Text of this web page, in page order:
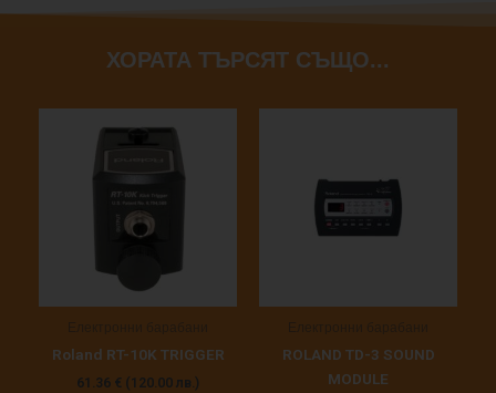
ХОРАТА ТЪРСЯТ СЪЩО...
Roland RT-10K TRIGGER
61.36 € (120.00 лв.)
ROLAND TD-3 SOUND
MODULE